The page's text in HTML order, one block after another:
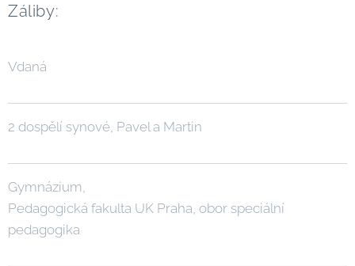
Záliby:
Vdaná
2 dospělí synové, Pavel a Martin
Gymnázium,
Pedagogická fakulta UK Praha, obor speciální
pedagogika